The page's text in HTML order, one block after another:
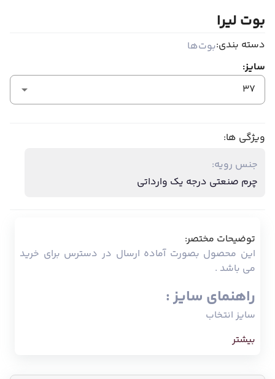
بوت لیرا
دسته بندی:بوت‌ها
سایز:
37
ویژگی ها:
جنس رویه:
چرم صنعتی درجه یک وارداتی
توضیحات مختصر:
این محصول بصورت آماده ارسال در دسترس برای خرید
می باشد .
راهنمای سایز :
سایز انتخاب
بیشتر